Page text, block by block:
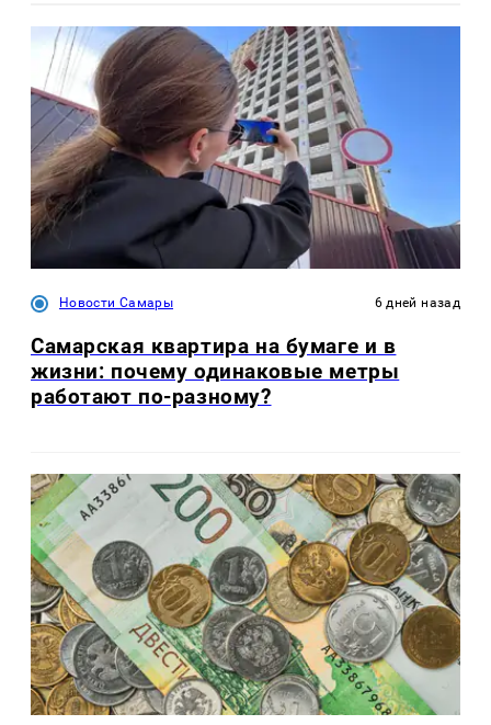
Новости Самары 6 дней назад
Самарская квартира на бумаге и в
жизни: почему одинаковые метры
работают по-разному?